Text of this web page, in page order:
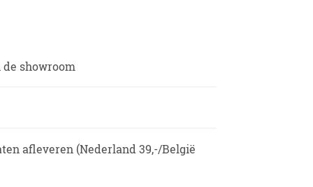
showroom
afleveren (Nederland 39,-/België